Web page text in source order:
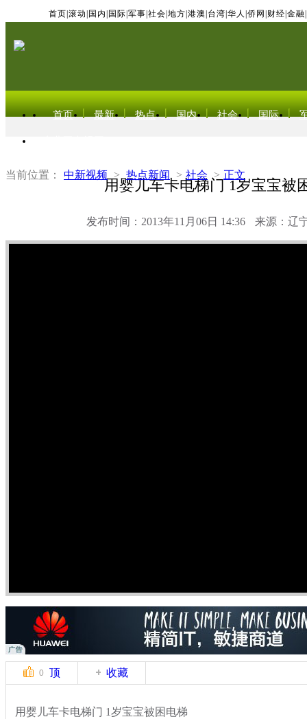
首页 滚动 国内 国际 军事 社会 地方 港澳 台湾 华人 侨网 财经 金融
首页 最新 热点 国内 社会 国际
当前位置： 中新视频 > 热点新闻 > 社会 > 正文
用婴儿车卡电梯门 1岁宝宝被
发布时间：2013年11月06日 14:36 来源：辽
0 顶 收藏
用婴儿车卡电梯门 1岁宝宝被困电梯